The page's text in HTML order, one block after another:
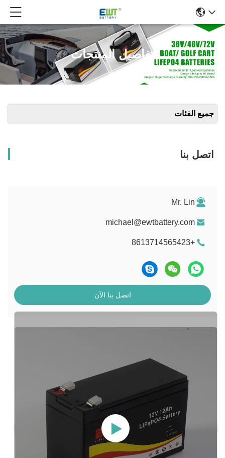
تفاصيل المنتجات
جميع الفئات
اتصل بنا
Mr. Lin
michael@ewtbattery.com
+8613714565423
اتصل بنا الآن